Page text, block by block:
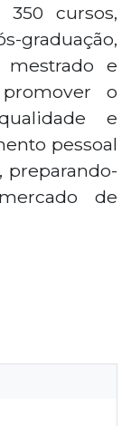
cursos,
graduação,
mestrado e
o
e
pessoal
preparando-
de